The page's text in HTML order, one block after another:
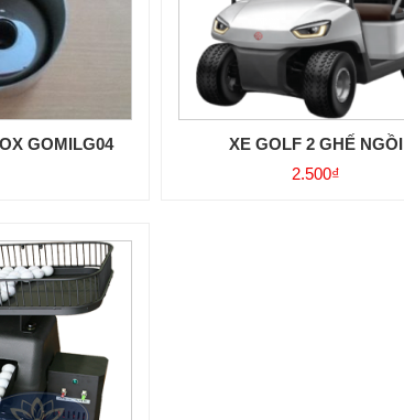
GOMILG04
XE GOLF 2 GHẾ NGỒI
2.500₫